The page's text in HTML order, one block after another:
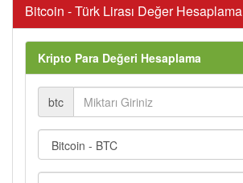
Bitcoin - Türk Lirası Değer Hesaplama
Kripto Para Değeri Hesaplama
btc